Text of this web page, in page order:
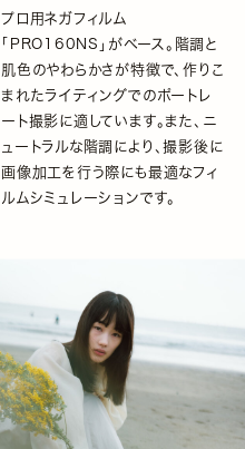
プロ用ネガフィルム
「PRO160NS」がベース。階調と
肌色のやわらかさが特徴で、作りこ
まれたライティングでのポートレ
ート撮影に適しています。また、ニ
ュートラルな階調により、撮影後に
画像加工を行う際にも最適なフィ
ルムシミュレーションです。